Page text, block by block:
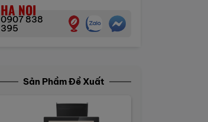
HA NOI
0907 838
395
Sản Phầm Đề Xuất